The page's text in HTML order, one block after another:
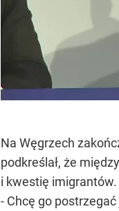
Na Węgrzech
podkreślał, że
i kwestię imigrantów.
- Chcę go